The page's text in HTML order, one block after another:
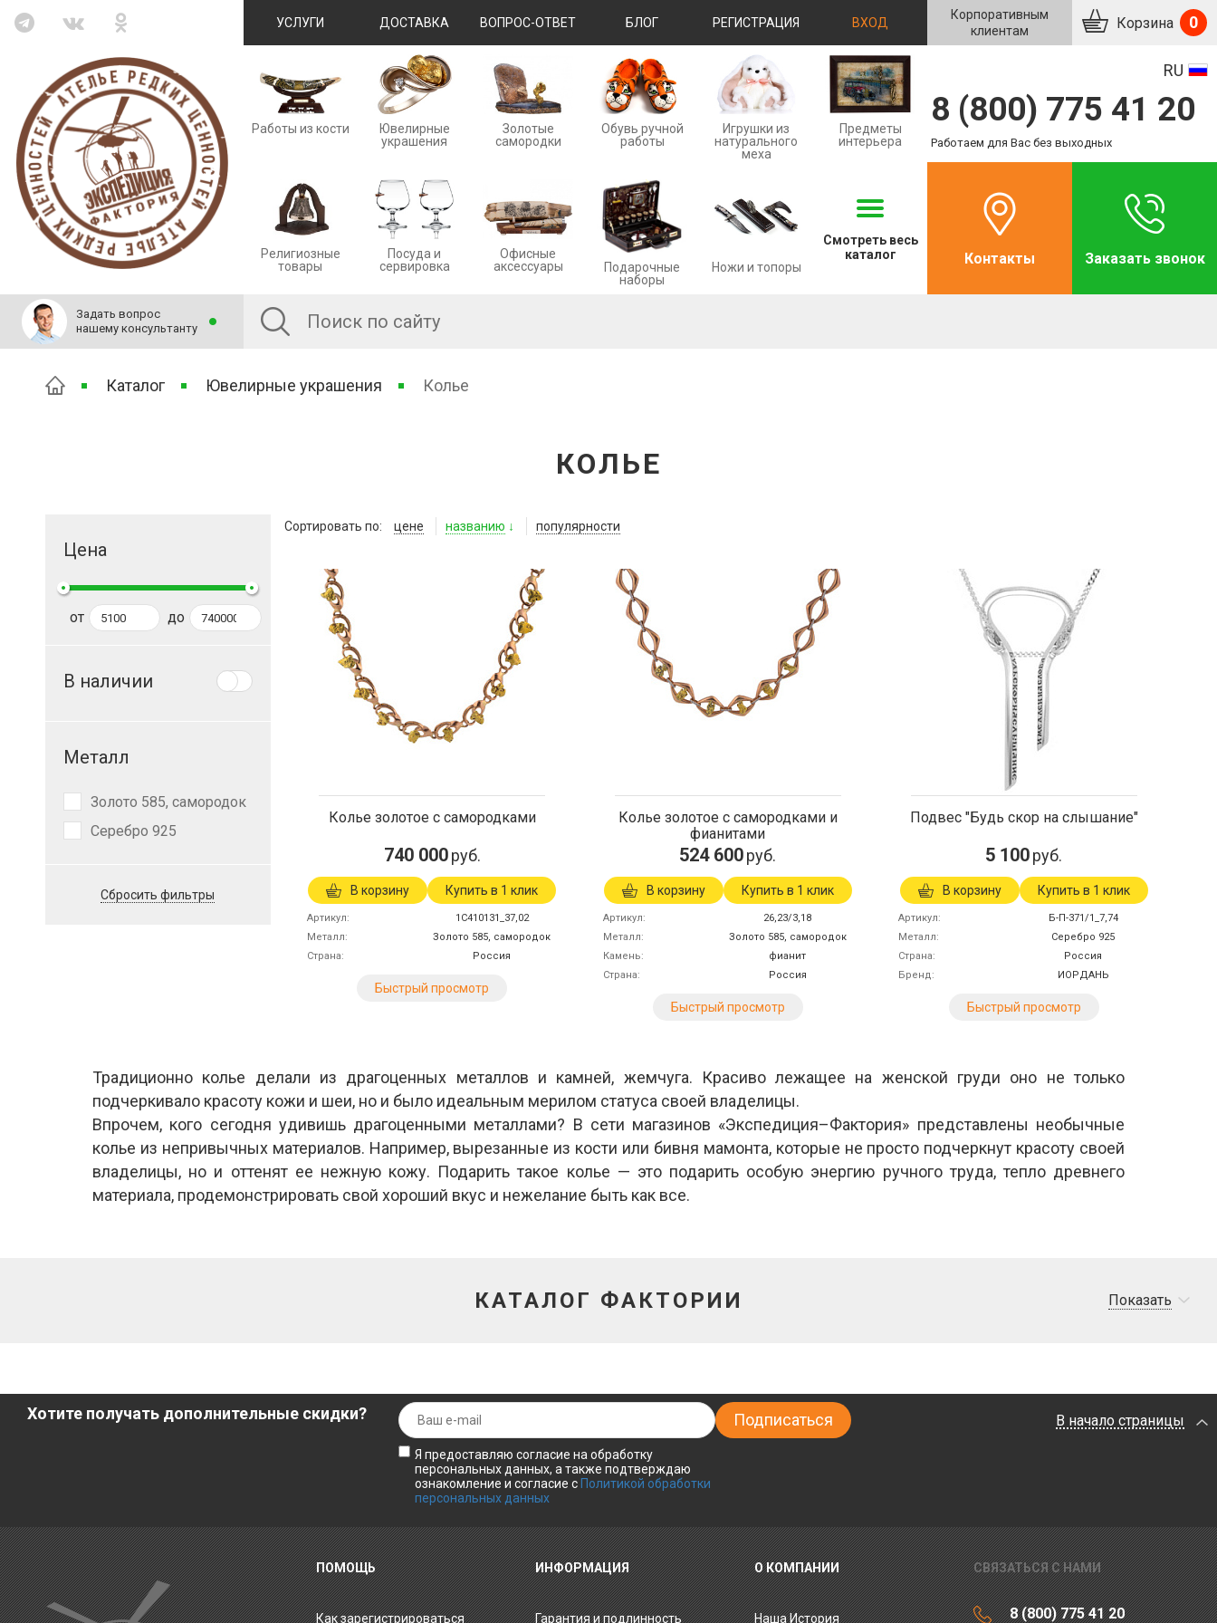
УСЛУГИ ДОСТАВКА ВОПРОС-ОТВЕТ БЛОГ РЕГИСТРАЦИЯ ВХОД
Корпоративным
клиентам
Корзина 0
Работы из кости
Ювелирные
украшения
Золотые
cамородки
Обувь ручной
работы
Игрушки из
натурального
меха
Предметы
интерьера
Религиозные
товары
Посуда и
сервировка
Офисные
аксессуары
Подарочные
наборы
Ножи и топоры
Смотреть весь
каталог
RU
8 (800) 775 41 20
Работаем для Вас без выходных
Контакты Заказать звонок
Задать вопрос
нашему консультанту
Каталог Ювелирные украшения Колье
КОЛЬЕ
Цена
от до
В наличии
Металл
Золото 585, самородок
Серебро 925
Сбросить фильтры
Сортировать по цене названию популярности
Колье золотое с самородками
740 000 руб.
В корзину Купить в 1 клик
Артикул
1С410131_37,02
Металл
Золото 585, самородок
Страна
Россия
Быстрый просмотр
Колье золотое с самородками и
фианитами
524 600руб.
В корзину Купить в 1 клик
Артикул
26,23/3,18
Металл
Золото 585, самородок
Камень
фианит
Страна
Россия
Быстрый просмотр
Подвес "Будь скор на слышание"
5 100руб.
В корзину Купить в 1 клик
Артикул
Б-П-371/1_7,74
Металл
Серебро 925
Страна
Россия
Бренд
ИОРДАНЬ
Быстрый просмотр
Традиционно колье делали из драгоценных металлов и камней, жемчуга. Красиво лежащее на женской груди оно не только
подчеркивало красоту кожи и шеи, но и было идеальным мерилом статуса своей владелицы.
Впрочем, кого сегодня удивишь драгоценными металлами? В сети магазинов «Экспедиция–Фактория» представлены необычные
колье из непривычных материалов. Например, вырезанные из кости или бивня мамонта, которые не просто подчеркнут красоту своей
владелицы, но и оттенят ее нежную кожу. Подарить такое колье — это подарить особую энергию ручного труда, тепло древнего
материала, продемонстрировать свой хороший вкус и нежелание быть как все.
КАТАЛОГ ФАКТОРИИ Показать
Хотите получать дополнительные скидки?
Я предоставляю согласие на обработку
персональных данных, а также подтверждаю
ознакомление и согласие с Политикой обработки
персональных данных
В начало страницы
ПОМОЩЬ
Как зарегистрироваться
ИНФОРМАЦИЯ
Гарантия и подлинность
О КОМПАНИИ
Наша История
СВЯЗАТЬСЯ С НАМИ
8 (800) 775 41 20